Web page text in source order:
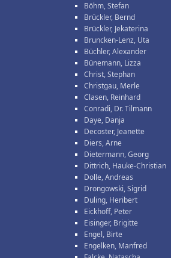
Böhm, Stefan
Brückler, Bernd
Brückler, Jekaterina
Bruncken-Lenz, Uta
Büchler, Alexander
Bünemann, Lizza
Christ, Stephan
Christgau, Merle
Clasen, Reinhard
Conradi, Dr. Tilmann
Daye, Danja
Decoster, Jeanette
Diers, Arne
Dietermann, Georg
Dittrich, Hauke-Christian
Dolle, Andreas
Drongowski, Sigrid
Duling, Heribert
Eickhoff, Peter
Eisinger, Brigitte
Engel, Birte
Engelken, Manfred